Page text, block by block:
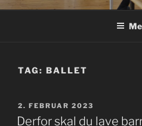
TAG: BALLET
UDGIVET
DEN
2. FEBRUAR 2023
Derfor skal du lave